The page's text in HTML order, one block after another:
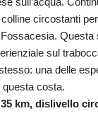
circostanti
Questa
sul
una delle
costa.
km, dislivello